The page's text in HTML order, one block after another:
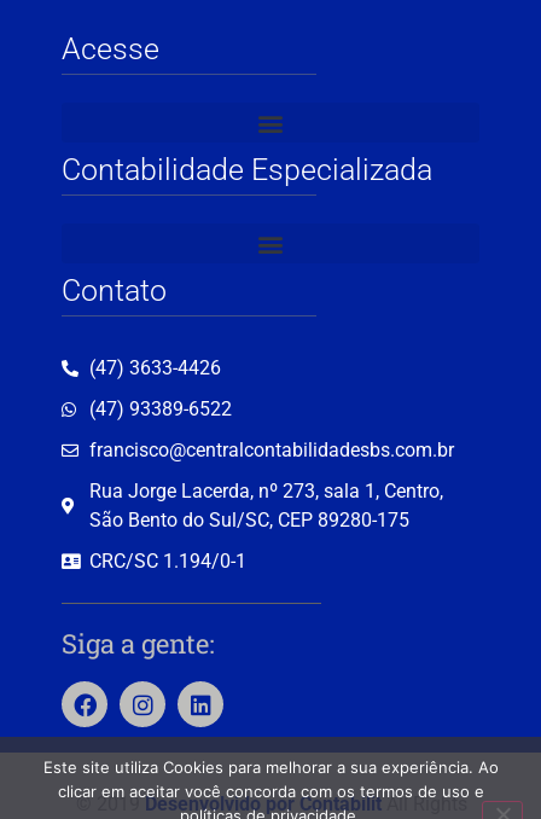
Acesse
Contabilidade Especializada
Contato
(47) 3633-4426
(47) 93389-6522
francisco@centralcontabilidadesbs.com.br
Rua Jorge Lacerda, nº 273, sala 1, Centro,
São Bento do Sul/SC, CEP 89280-175
CRC/SC 1.194/0-1
Siga a gente:
© 2019Desenvolvido por ContabilitAll Rights
Este site utiliza Cookies para melhorar a sua experiência. Ao
clicar em aceitar você concorda com os termos de uso e